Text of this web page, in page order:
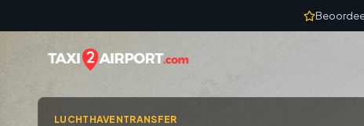
LUCHTHAVENTRANSFER